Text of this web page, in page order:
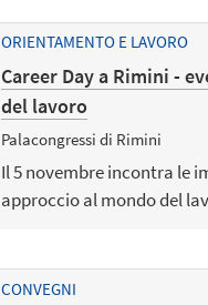
ORIENTAMENTO E LAVORO
Career Day a Rimini -
del lavoro
Palacongressi di Rimini
Il 5 novembre incontra le
approccio al mondo del
CONVEGNI